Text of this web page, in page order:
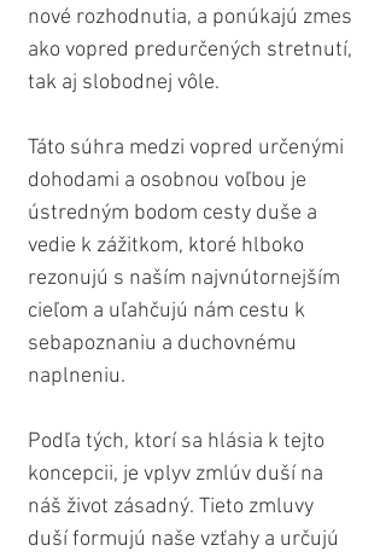
nové rozhodnutia, a ponúkajú zmes
ako vopred predurčených stretnutí,
tak aj slobodnej vôle.
Táto súhra medzi vopred určenými
dohodami a osobnou voľbou je
ústredným bodom cesty duše a
vedie k zážitkom, ktoré hlboko
rezonujú s naším najvnútornejším
cieľom a uľahčujú nám cestu k
sebapoznaniu a duchovnému
naplneniu.
Podľa tých, ktorí sa hlásia k tejto
koncepcii, je vplyv zmlúv duší na
náš život zásadný. Tieto zmluvy
duší formujú naše vzťahy a určujú